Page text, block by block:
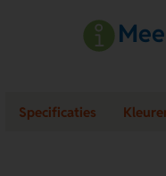
Specificaties